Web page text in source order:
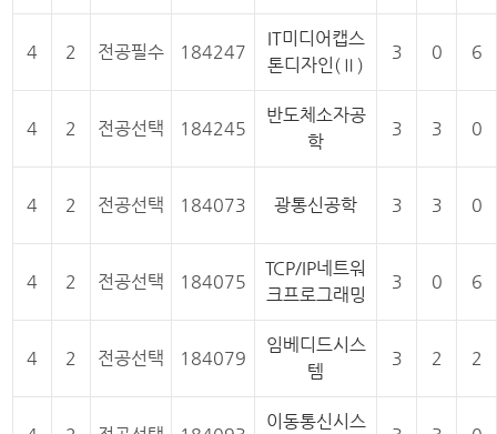
4 2 전공필수 184247
IT미디어캡스
톤디자인(Ⅱ)
3 0 6
4 2 전공선택 184245
반도체소자공
학
3 3 0
4 2 전공선택 184073 광통신공학 3 3 0
4 2 전공선택 184075
TCP/IP네트워
크프로그래밍
3 0 6
4 2 전공선택 184079
임베디드시스
템
3 2 2
이동통신시스